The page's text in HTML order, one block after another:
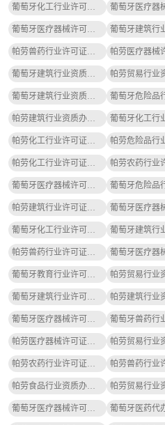
葡萄牙化工行业许可证代理公司哪家好
葡萄牙医疗器械许可证代理公司哪家好
帕劳兽药行业许可证代办机构怎么选
葡萄牙建筑行业资质办理办理需要哪些材料
葡萄牙建筑行业资质办理办理流程及步骤指南
帕劳建筑行业资质办理办理的条件是什么
帕劳化工行业许可证办理流程、价格攻略
帕劳化工行业许可证代办机构怎么选
葡萄牙医疗器械许可证代办机构怎么选
帕劳建筑行业许可证办理流程及步骤指南
葡萄牙化工行业许可证办理需要哪些材料
帕劳兽药行业许可证代理公司哪家好
葡萄牙教育行业许可证办理流程及步骤指南
葡萄牙建筑行业许可证办理费用明细指南
葡萄牙医疗器械许可证办理流程、价格攻略
帕劳医疗器械许可证办理条件是哪些攻略
帕劳农药行业许可证办理需要多少钱呢
帕劳食品行业资质办理流程、价格攻略
葡萄牙医疗器械许可证办理需要哪些材料